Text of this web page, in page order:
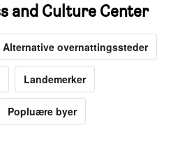
and Culture Center
Alternative overnattingssteder
Landemerker
Popluære byer